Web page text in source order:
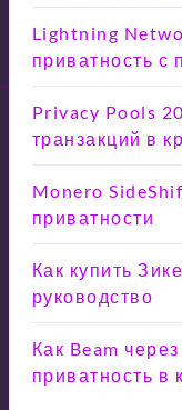
Lightning
приватность
Privacy Pools
транзакций в
Monero
приватности
Как купить
руководство
Как Beam
приватность в